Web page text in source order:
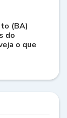
(BA)
do
o que